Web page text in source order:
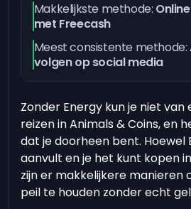
Makkelijkste methode:
met Freecash
Meest consistente methode:
volgen op social media
Zonder Energy kun je niet van
reizen in Animals & Coins, en
dat je doorheen bent. Hoewel
aanvult en je het kunt kopen
zijn er makkelijkere manieren
peil te houden zonder echt